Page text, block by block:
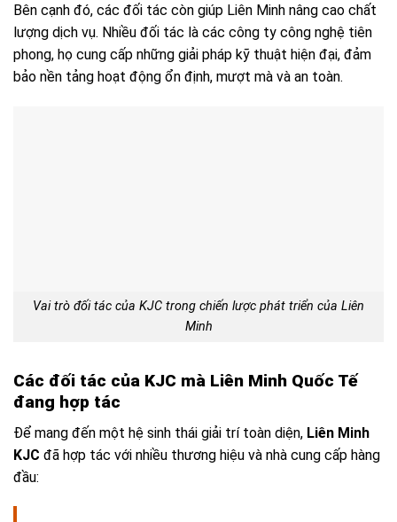
Bên cạnh đó, các đối tác còn giúp Liên Minh nâng cao chất
lượng dịch vụ. Nhiều đối tác là các công ty công nghệ tiên
phong, họ cung cấp những giải pháp kỹ thuật hiện đại, đảm
bảo nền tảng hoạt động ổn định, mượt mà và an toàn.
Vai trò đối tác của KJC trong chiến lược phát triển của Liên
Minh
Các đối tác của KJC mà Liên Minh Quốc Tế
đang hợp tác
Để mang đến một hệ sinh thái giải trí toàn diện, Liên Minh
KJC đã hợp tác với nhiều thương hiệu và nhà cung cấp hàng
đầu: